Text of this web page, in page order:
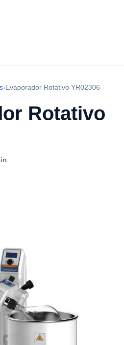
›Evaporador Rotativo YR02306
Rotativo